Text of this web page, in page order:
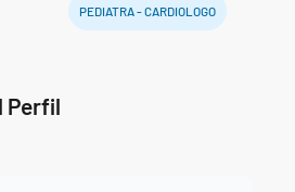
PEDIATRA - CARDIOLOGO
Perfil